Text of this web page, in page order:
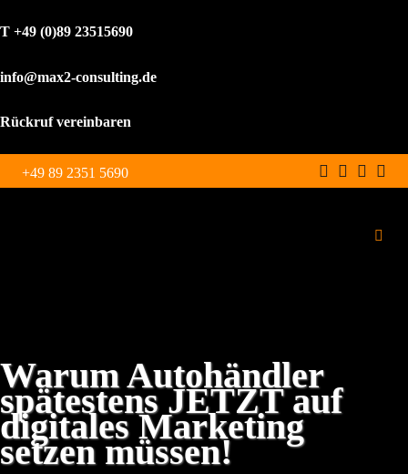
T +49 (0)89 23515690
info@max2-consulting.de
Rückruf vereinbaren
Zum
Inhalt
+49 89 2351 5690
WordPress Agentur
Warum Autohändler
spätestens JETZT auf
digitales Marketing
setzen müssen!